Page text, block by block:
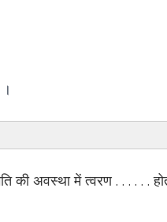
की अवस्था में त्वरण . . . . . .